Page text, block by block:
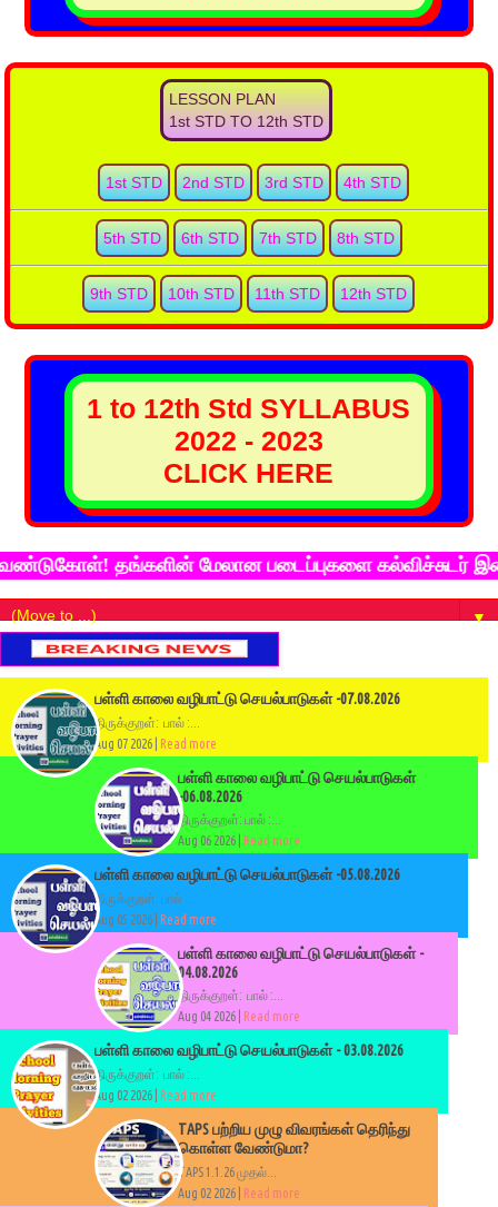
LESSON PLAN
1st STD TO 12th STD
1st STD 2nd STD 3rd STD 4th STD
5th STD 6th STD 7th STD 8th STD
9th STD 10th STD 11th STD 12th STD
1 to 12th Std SYLLABUS
2022 - 2023
CLICK HERE
தங்களின் மேலான படைப்புகளை கல்விச்சுடர் இணைய
▼
பள்ளி காலை வழிபாட்டு செயல்பாடுகள் -07.08.2026
திருக்குறள்: பால் :...
Aug 07 2026 |
Read more
பள்ளி காலை வழிபாட்டு செயல்பாடுகள்
-06.08.2026
திருக்குறள்: பால் :...
Aug 06 2026 | Read more
பள்ளி காலை வழிபாட்டு செயல்பாடுகள் -05.08.2026
திருக்குறள்: பால் :...
Aug 05 2026 | Read more
பள்ளி காலை வழிபாட்டு செயல்பாடுகள் -
04.08.2026
திருக்குறள்: பால் :...
Aug 04 2026 |
Read more
பள்ளி காலை வழிபாட்டு செயல்பாடுகள் - 03.08.2026
திருக்குறள்: பால் :...
Aug 02 2026 | Read more
TAPS பற்றிய முழு விவரங்கள் தெரிந்து
கொள்ள வேண்டுமா?
TAPS 1.1.26 முதல்...
Aug 02 2026 |
Read more